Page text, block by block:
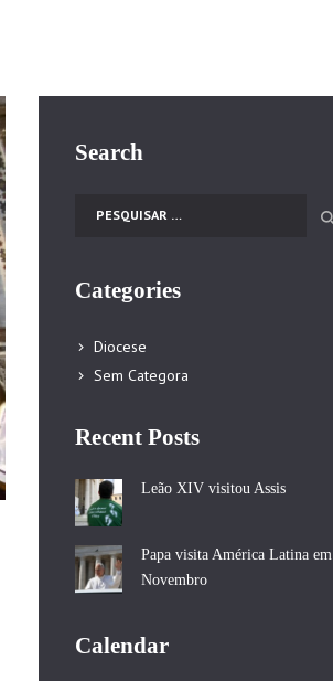
Search
Pesquisar por:
Categories
Diocese
Sem Categora
Recent Posts
Leão XIV visitou Assis
Papa visita América Latina em
Novembro
Calendar